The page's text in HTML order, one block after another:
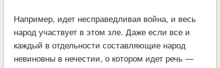
Например, идет несправедливая война, и весь
народ участвует в этом зле. Даже если все и
каждый в отдельности составляющие народ
невиновны в нечестии, о котором идет речь —